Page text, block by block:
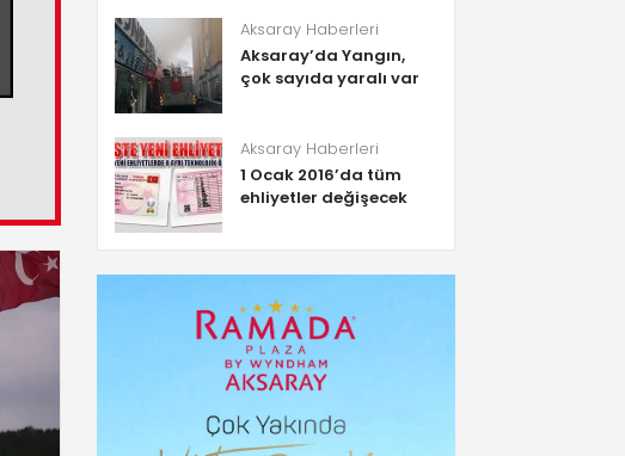
Aksaray Haberleri
Aksaray’da Yangın,
çok sayıda yaralı var
Aksaray Haberleri
1 Ocak 2016’da tüm
ehliyetler değişecek